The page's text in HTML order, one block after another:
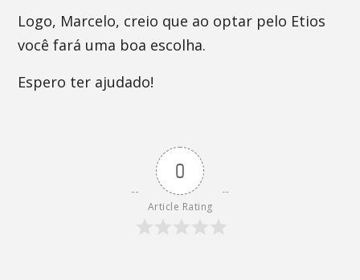
Logo, Marcelo, creio que ao optar pelo Etios
você fará uma boa escolha.
Espero ter ajudado!
0
Article Rating